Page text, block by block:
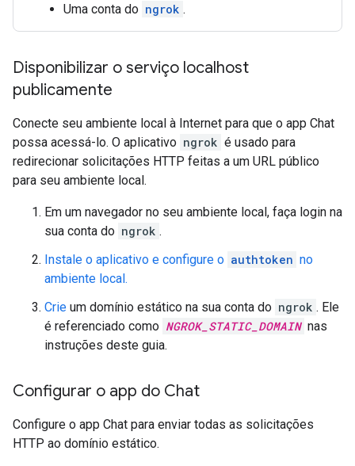
Uma conta do ngrok .
Disponibilizar o serviço localhost
publicamente
Conecte seu ambiente local à Internet para que o app Chat
possa acessá-lo. O aplicativo ngrok é usado para
redirecionar solicitações HTTP feitas a um URL público
para seu ambiente local.
Em um navegador no seu ambiente local, faça login na
sua conta do ngrok .
Instale o aplicativo e configure o authtoken no
ambiente local.
Crie um domínio estático na sua conta do ngrok . Ele
é referenciado como NGROK_STATIC_DOMAIN nas
instruções deste guia.
Configurar o app do Chat
Configure o app Chat para enviar todas as solicitações
HTTP ao domínio estático.